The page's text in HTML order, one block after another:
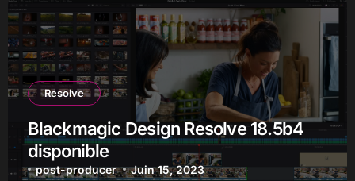
Resolve
Blackmagic Design Resolve 18.5b4
disponible
post-producer Juin 15, 2023